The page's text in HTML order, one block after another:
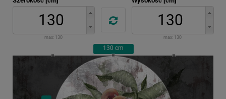
max: 130 max: 130
130 cm